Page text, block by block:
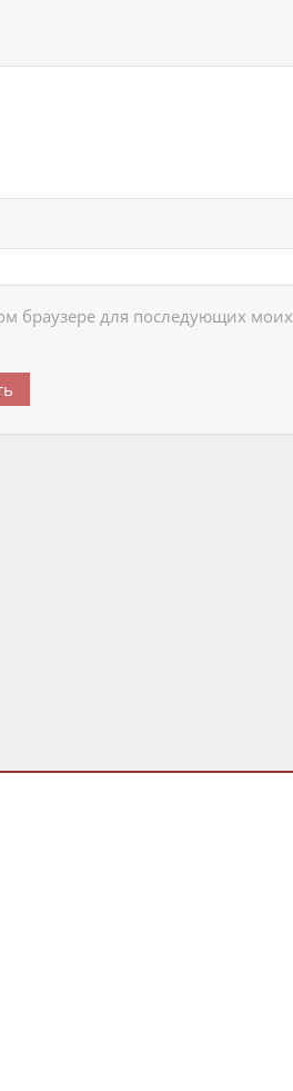
браузере для последующих моих